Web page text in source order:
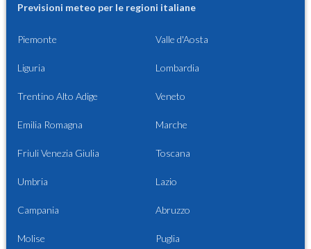
Previsioni meteo per le regioni italiane
Piemonte Valle d'Aosta
Liguria Lombardia
Trentino Alto Adige Veneto
Emilia Romagna Marche
Friuli Venezia Giulia Toscana
Umbria Lazio
Campania Abruzzo
Molise Puglia